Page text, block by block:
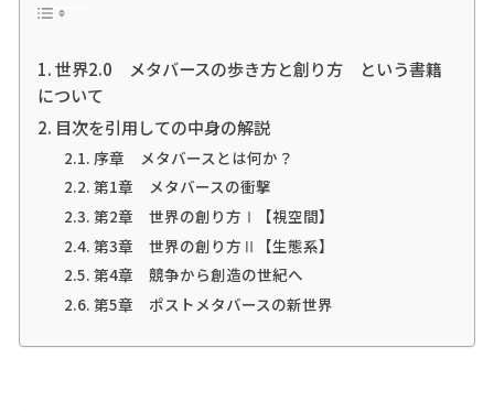
世界2.0 メタバースの歩き方と創り方 という書籍
について
目次を引用しての中身の解説
序章 メタバースとは何か？
第1章 メタバースの衝撃
第2章 世界の創り方Ⅰ【視空間】
第3章 世界の創り方Ⅱ【生態系】
第4章 競争から創造の世紀へ
第5章 ポストメタバースの新世界